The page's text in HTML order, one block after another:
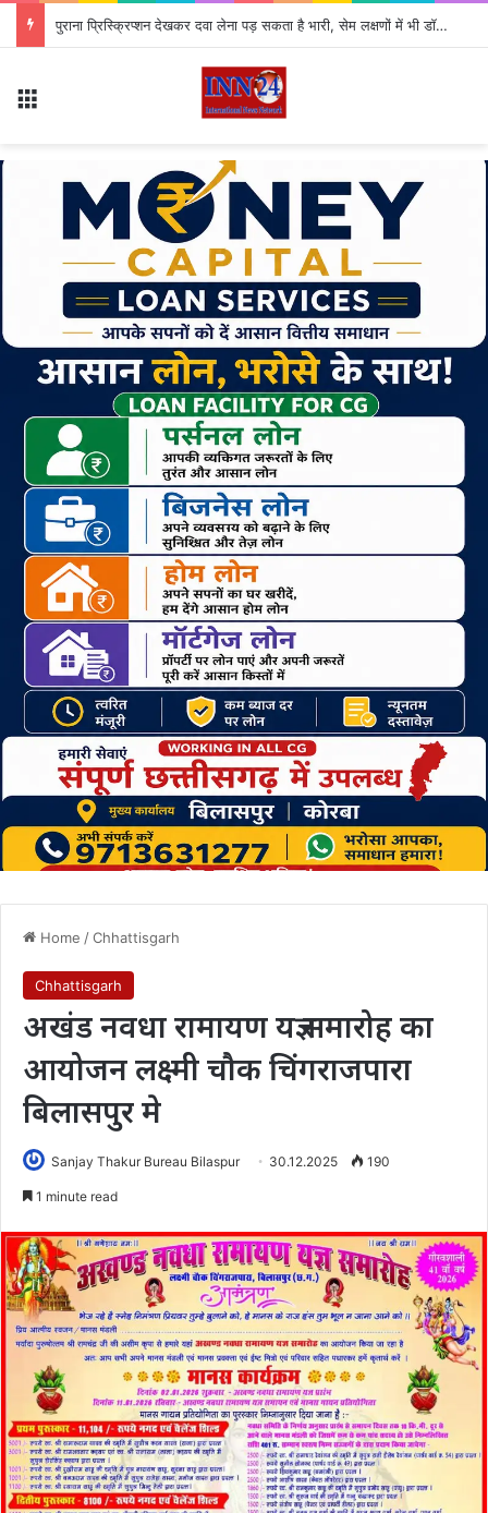
पुराना प्रिस्क्रिप्शन देखकर दवा लेना पड़ सकता है भारी, सेम लक्षणों में भी डॉक्टर की सलाह क्यों जरूरी?
Home /Chhattisgarh
Chhattisgarh
अखंड नवधा रामायण यज्ञ समारोह का
आयोजन लक्ष्मी चौक चिंगराजपारा
बिलासपुर मे
Sanjay Thakur Bureau Bilaspur 30.12.2025 190
1 minute read